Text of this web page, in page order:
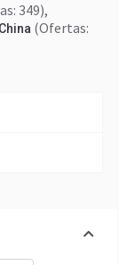
349),
China (Ofertas: